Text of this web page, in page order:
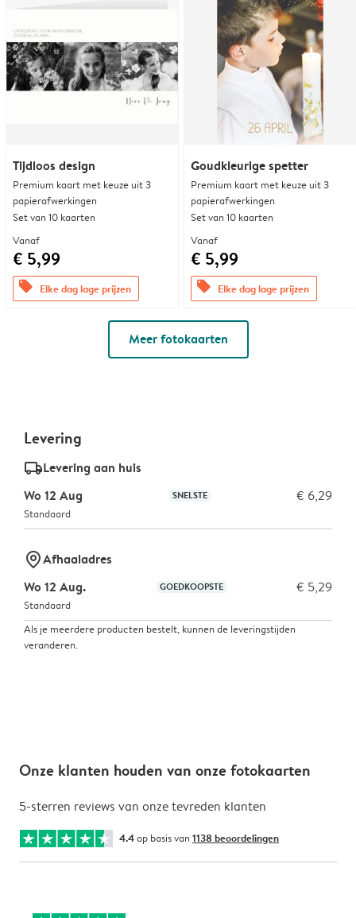
Tijdloos design
Premium kaart met keuze uit 3
papierafwerkingen
Set van 10 kaarten
Vanaf
€ 5,99
offers Elke dag lage prijzen
Goudkleurige spetter
Premium kaart met keuze uit 3
papierafwerkingen
Set van 10 kaarten
Vanaf
€ 5,99
offers Elke dag lage prijzen
Meer fotokaarten
Levering
delivery_standard_v2Levering aan huis
Wo 12 Aug
SNELSTE € 6,29
Standaard
marker-pinAfhaaladres
Wo 12 Aug.
GOEDKOOPSTE € 5,29
Standaard
Als je meerdere producten bestelt, kunnen de leveringstijden
veranderen.
Onze klanten houden van onze fotokaarten
5-sterren reviews van onze tevreden klanten
4.4op basis van 1138 beoordelingen